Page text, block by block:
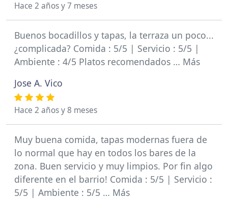
Hace 2 años y 7 meses
Buenos bocadillos y tapas, la terraza un poco...
¿complicada? Comida : 5/5 | Servicio : 5/5 |
Ambiente : 4/5 Platos recomendados … Más
Jose A. Vico
Hace 2 años y 8 meses
Muy buena comida, tapas modernas fuera de
lo normal que hay en todos los bares de la
zona. Buen servicio y muy limpios. Por fin algo
diferente en el barrio! Comida : 5/5 | Servicio :
5/5 | Ambiente : 5/5 … Más